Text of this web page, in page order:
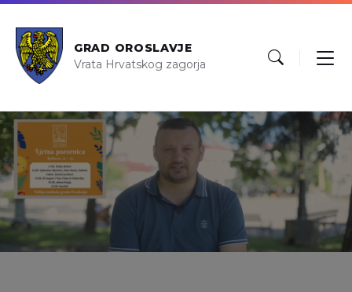
GRAD OROSLAVJE
Vrata Hrvatskog zagorja